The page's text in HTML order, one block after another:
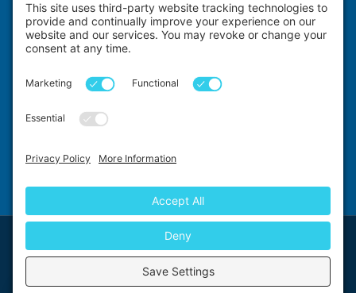
Informativa sui cookie
Impact Explorers
First Floor, 5-6 Chalice Close, Wallington, SM6 9RU, United Kingdom
© 2026 Impact Explorers Ltd. All Rights Reserved. Company